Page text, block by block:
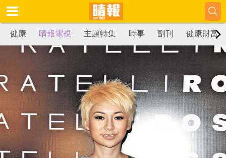
健康 晴報電視 主題特集 時事 副刊 健康財富